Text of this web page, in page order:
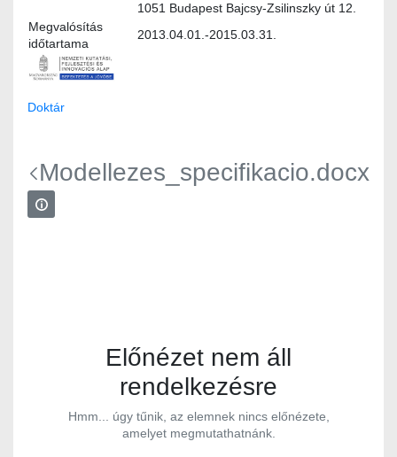
1051 Budapest Bajcsy-Zsilinszky út 12.
Megvalósítás
időtartama
2013.04.01.-2015.03.31.
Doktár
Modellezes_specifikacio.docx
Előnézet nem áll
rendelkezésre
Hmm... úgy tűnik, az elemnek nincs előnézete,
amelyet megmutathatnánk.